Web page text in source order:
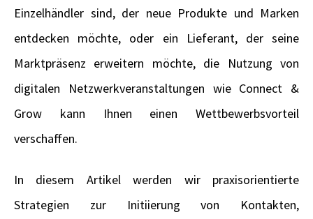
Einzelhändler sind, der neue Produkte und Marken
entdecken möchte, oder ein Lieferant, der seine
Marktpräsenz erweitern möchte, die Nutzung von
digitalen Netzwerkveranstaltungen wie Connect &
Grow kann Ihnen einen Wettbewerbsvorteil
verschaffen.
In diesem Artikel werden wir praxisorientierte
Strategien zur Initiierung von Kontakten,